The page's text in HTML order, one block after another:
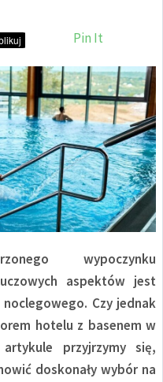
Pin It
wypoczynku
aspektów jest
Czy jednak
hotelu z basenem w
przyjrzymy się,
doskonały wybór na